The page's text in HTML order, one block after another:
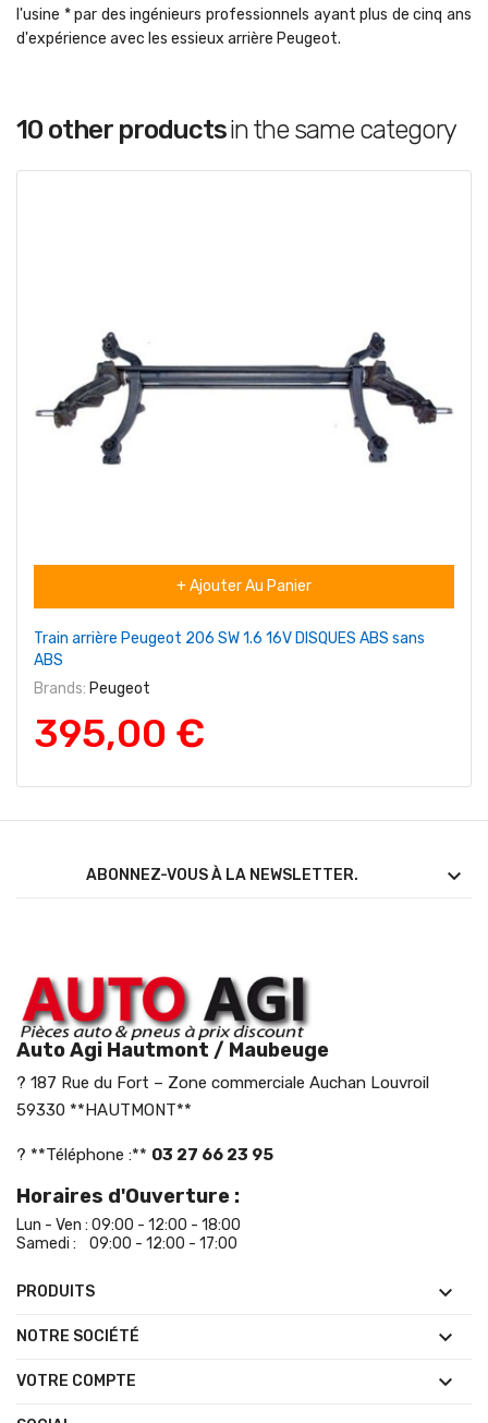
l'usine * par des ingénieurs professionnels ayant plus de cinq ans
d'expérience avec les essieux arrière Peugeot.
10 other productsin the same category
+ Ajouter Au Panier
Train arrière Peugeot 206 SW 1.6 16V DISQUES ABS sans
ABS
Brands: Peugeot
395,00 €
ABONNEZ-VOUS À LA NEWSLETTER. 
Auto Agi Hautmont / Maubeuge
? 187 Rue du Fort – Zone commerciale Auchan Louvroil
59330 **HAUTMONT**
? **Téléphone :** 03 27 66 23 95
Horaires d'Ouverture :
Lun - Ven : 09:00 - 12:00 - 18:00
Samedi : 09:00 - 12:00 - 17:00
PRODUITS 
NOTRE SOCIÉTÉ 
VOTRE COMPTE 